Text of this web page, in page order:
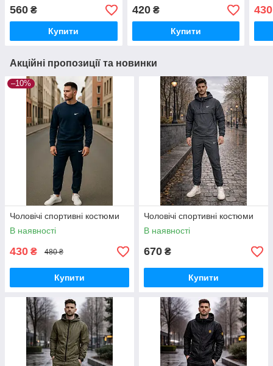
560 ₴
Купити
420₴
Купити
430
Акційні пропозиції та новинки
–10%
Чоловічі спортивні костюми
В наявності
430 ₴ 480 ₴
Купити
Чоловічі спортивні костюми
В наявності
670 ₴
Купити